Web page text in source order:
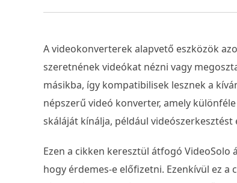
A videokonverterek alapvető eszközök
szeretnének videókat nézni vagy
másikba, így kompatibilisek lesznek a
népszerű videó konverter, amely
skáláját kínálja, például videószerkesztést
Ezen a cikken keresztül átfogó
hogy érdemes-e előfizetni. Ezenkívül ez